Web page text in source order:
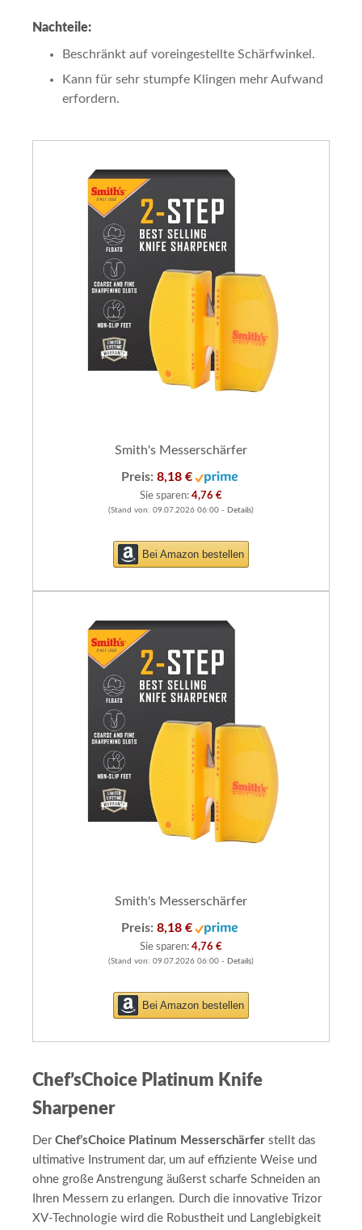
Nachteile:
Beschränkt auf voreingestellte Schärfwinkel.
Kann für sehr stumpfe Klingen mehr Aufwand
erfordern.
Smith's Messerschärfer
Preis: 8,18 €
Sie sparen: 4,76 €
(Stand von: 09.07.2026 06:00 - Details)
Bei Amazon bestellen
Smith's Messerschärfer
Preis: 8,18 €
Sie sparen: 4,76 €
(Stand von: 09.07.2026 06:00 - Details)
Bei Amazon bestellen
Chef’sChoice Platinum Knife
Sharpener
Der Chef’sChoice Platinum Messerschärfer stellt das
ultimative Instrument dar, um auf effiziente Weise und
ohne große Anstrengung äußerst scharfe Schneiden an
Ihren Messern zu erlangen. Durch die innovative Trizor
XV-Technologie wird die Robustheit und Langlebigkeit